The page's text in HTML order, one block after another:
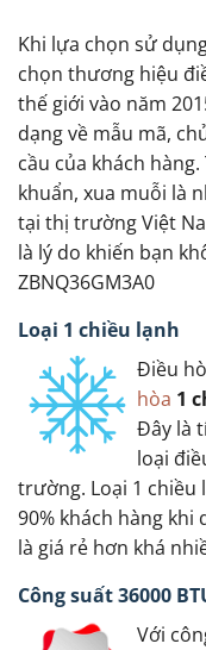
Khi lựa chọn sử
chọn thương hiệu
thế giới vào năm
dạng về mẫu mã,
cầu của khách
khuẩn, xua muỗi là
tại thị trường Việt
là lý do khiến bạn
ZBNQ36GM3A0
Loại 1 chiều lạnh
Điều
hòa 1
Đây là
loại
trường. Loại 1 chiều
90% khách hàng
là giá rẻ hơn khá
Công suất 36000
Với